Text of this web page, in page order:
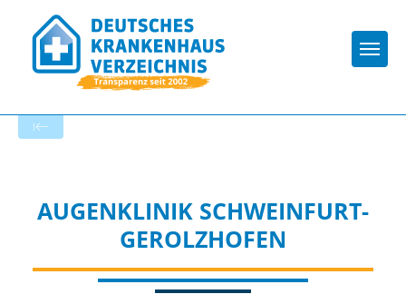
AUGENKLINIK SCHWEINFURT-
GEROLZHOFEN